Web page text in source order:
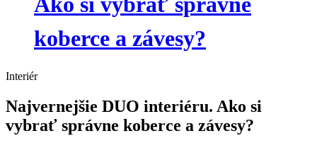
koberce a závesy?
Interiér
Najvernejšie DUO interiéru. Ako si
vybrať správne koberce a závesy?